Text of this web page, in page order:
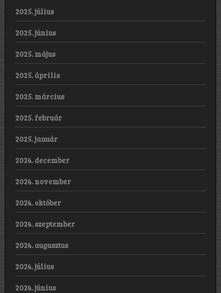
2025. július
2025. június
2025. május
2025. április
2025. március
2025. február
2025. január
2024. december
2024. november
2024. október
2024. szeptember
2024. augusztus
2024. július
2024. június